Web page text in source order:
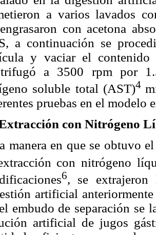
a varios lavados
con acetona
a continuación se
y vaciar el
a 3500 rpm por
soluble total (AST)4
pruebas en el
con Nitrógeno
manera en que se obtuvo
con nitrógeno
6, se
artificial
embudo de separación se
artificial de jugos